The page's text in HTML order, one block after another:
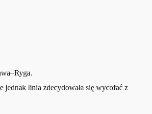
jednak linia zdecydowała się wycofać z